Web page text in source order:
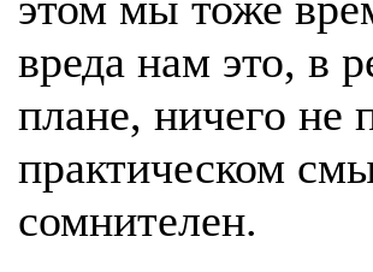
вреда нам это, в
плане, ничего не
практическом
сомнителен.